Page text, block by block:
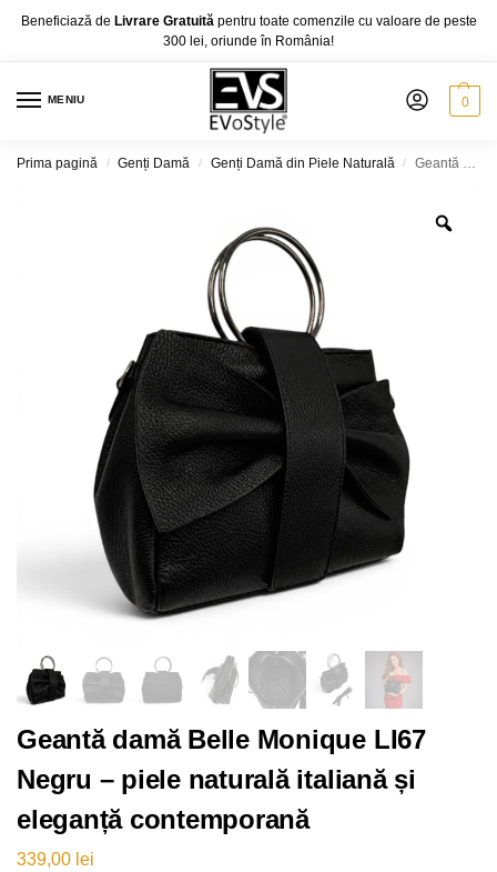
Beneficiază de Livrare Gratuită pentru toate comenzile cu valoare de peste
300 lei, oriunde în România!
MENIU 0
Prima pagină / Genți Damă / Genți Damă din Piele Naturală / Geantă damă Belle Monique LI67 Negru – piele naturală italiană și eleganță contemporană
Geantă damă Belle Monique LI67
Negru – piele naturală italiană și
eleganță contemporană
339,00 lei